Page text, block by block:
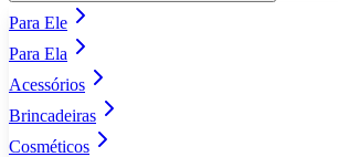
Para Ele
Para Ela
Acessórios
Brincadeiras
Cosméticos